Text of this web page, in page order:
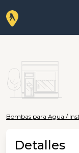
Bombas para Agua /
Detalles